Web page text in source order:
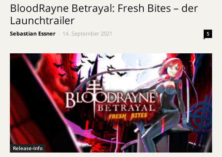
BloodRayne Betrayal: Fresh Bites – der
Launchtrailer
Sebastian Essner 14. September 2021 5
Release-Info